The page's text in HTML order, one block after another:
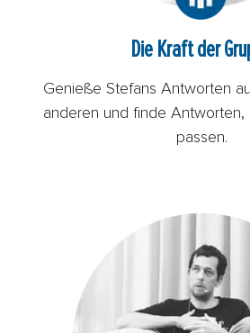
Die Kraft der
Genieße Stefans Antworten
anderen und finde Antworten,
passen.